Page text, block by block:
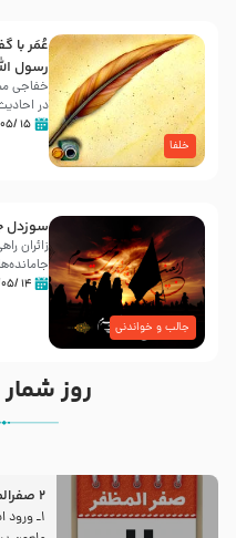
خلفا
عُمَر با
رسول
در
۱۵ /۰۵/ ۱۴۰۵
جالب و خواندنی
سوزدل
زائران
۱۴ /۰۵/ ۱۴۰۵
روز
2 صفرالمظفر
1ـ